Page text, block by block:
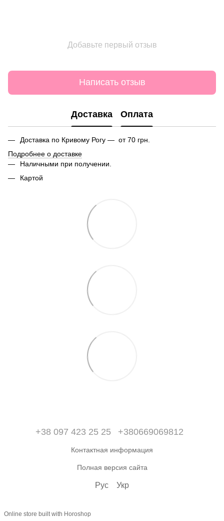
Добавьте первый отзыв
Написать отзыв
Доставка Оплата
Доставка по Кривому Рогу — от 70 грн.
Подробнее о доставке
Наличными при получении.
Картой
+38 097 423 25 25 +380669069812
Контактная информация
Полная версия сайта
Рус Укр
Online store built with Horoshop